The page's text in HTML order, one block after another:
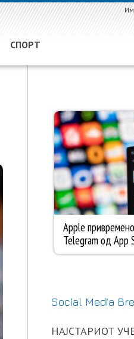
СПОРТ
Social Media
НАЈСТАРИОТ